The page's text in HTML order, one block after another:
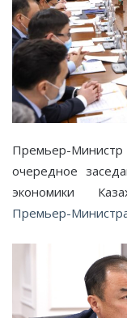
Премьер-
очередное
экономики
Премьер-